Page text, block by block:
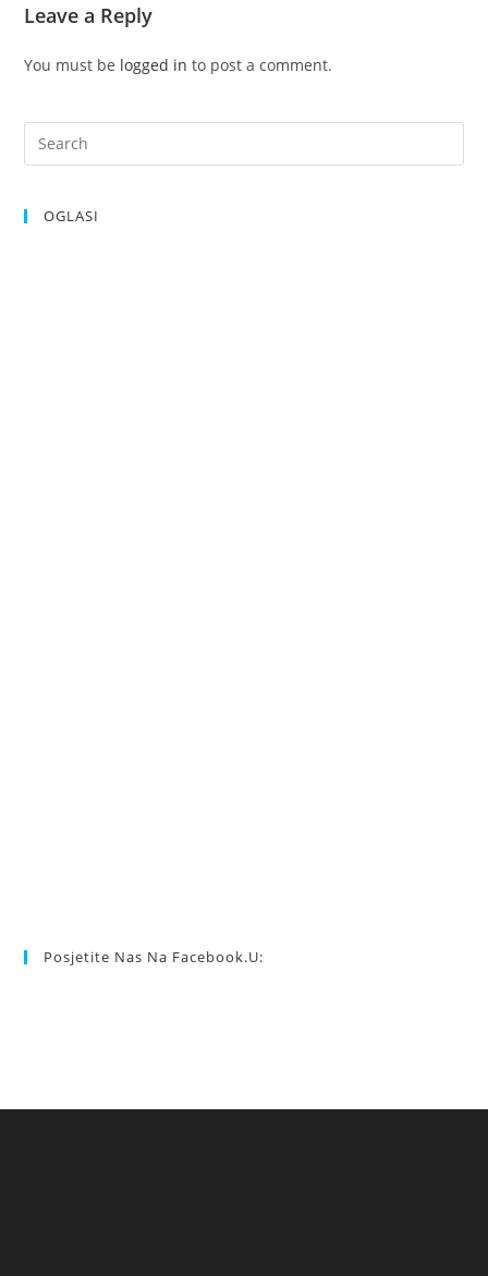
Leave a Reply
You must be logged in to post a comment.
OGLASI
Posjetite Nas Na Facebook.u: